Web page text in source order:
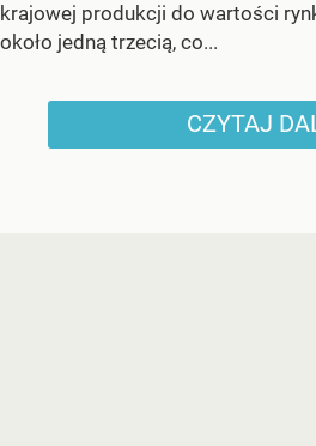
krajowej produkcji do wartości
około jedną trzecią, co...
CZYTAJ